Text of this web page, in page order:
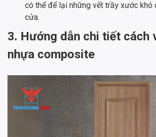
có thể để lại những vết trầy xước khó
cửa.
3. Hướng dẫn chi tiết cách
nhựa composite